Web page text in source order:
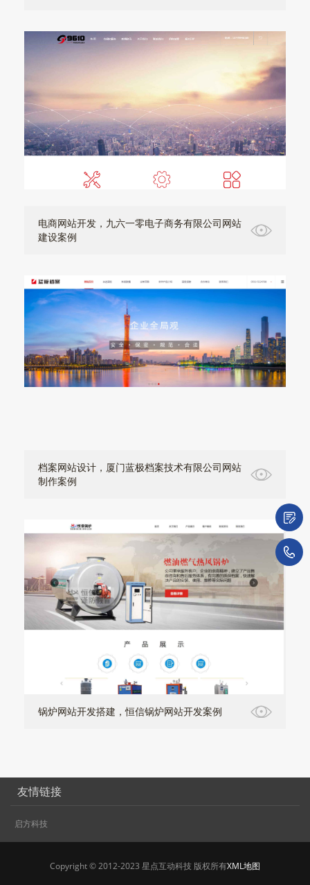
电商网站开发，九六一零电子商务有限公司网站
建设案例
档案网站设计，厦门蓝极档案技术有限公司网站
制作案例
锅炉网站开发搭建，恒信锅炉网站开发案例
友情链接
启方科技
Copyright © 2012-2023 星点互动科技 版权所有XML地图